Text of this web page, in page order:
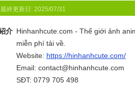
最終更新日: 2025/07/31
介 Hinhanhcute.com - Thế giới ảnh
miễn phí tải về.
Website: https://hinhanhcute.com/
Email: contact@hinhanhcute.com
SĐT: 0779 705 498